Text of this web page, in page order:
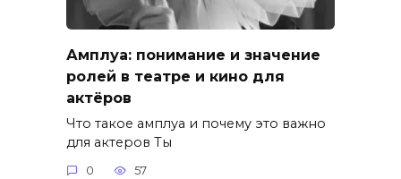
Амплуа: понимание и значение
ролей в театре и кино для
актёров
Что такое амплуа и почему это важно
для актеров Ты
0 57